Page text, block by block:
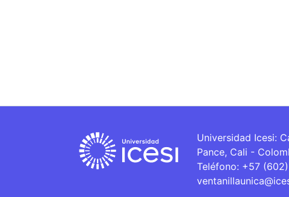
Universidad Icesi:
Pance, Cali -
Teléfono: +57